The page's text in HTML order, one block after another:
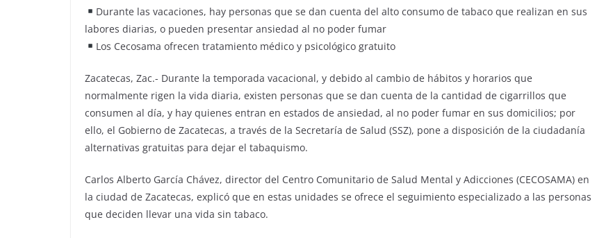
Durante las vacaciones, hay personas que se dan cuenta del alto consumo de tabaco que realizan en sus
labores diarias, o pueden presentar ansiedad al no poder fumar
Los Cecosama ofrecen tratamiento médico y psicológico gratuito
Zacatecas, Zac.- Durante la temporada vacacional, y debido al cambio de hábitos y horarios que
normalmente rigen la vida diaria, existen personas que se dan cuenta de la cantidad de cigarrillos que
consumen al día, y hay quienes entran en estados de ansiedad, al no poder fumar en sus domicilios; por
ello, el Gobierno de Zacatecas, a través de la Secretaría de Salud (SSZ), pone a disposición de la ciudadanía
alternativas gratuitas para dejar el tabaquismo.
Carlos Alberto García Chávez, director del Centro Comunitario de Salud Mental y Adicciones (CECOSAMA) en
la ciudad de Zacatecas, explicó que en estas unidades se ofrece el seguimiento especializado a las personas
que deciden llevar una vida sin tabaco.